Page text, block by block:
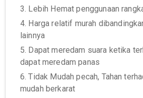
3. Lebih Hemat penggunaan
4. Harga relatif murah
lainnya
5. Dapat meredam suara ketika
dapat meredam panas
6. Tidak Mudah pecah, Tahan
mudah berkarat